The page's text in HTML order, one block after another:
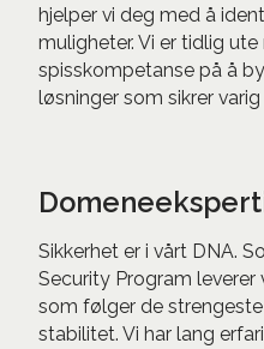
hjelper vi deg med å
muligheter. Vi er tidlig
spisskompetanse på å
løsninger som sikrer
Sikkerhet er i vårt DNA.
Security Program leverer
som følger de
stabilitet. Vi har lang